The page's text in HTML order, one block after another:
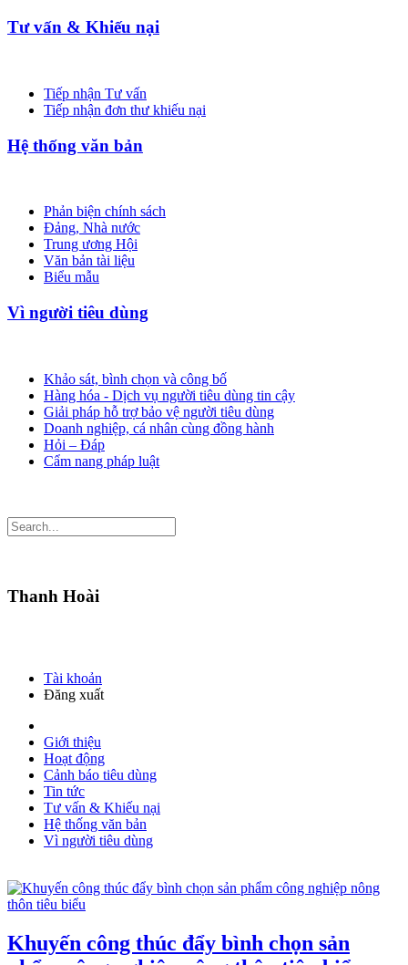
Tư vấn & Khiếu nại
Tiếp nhận Tư vấn
Tiếp nhận đơn thư khiếu nại
Hệ thống văn bản
Phản biện chính sách
Đảng, Nhà nước
Trung ương Hội
Văn bản tài liệu
Biểu mẫu
Vì người tiêu dùng
Khảo sát, bình chọn và công bố
Hàng hóa - Dịch vụ người tiêu dùng tin cậy
Giải pháp hỗ trợ bảo vệ người tiêu dùng
Doanh nghiệp, cá nhân cùng đồng hành
Hỏi – Đáp
Cẩm nang pháp luật
Thanh Hoài
Tài khoản
Đăng xuất
Giới thiệu
Hoạt động
Cảnh báo tiêu dùng
Tin tức
Tư vấn & Khiếu nại
Hệ thống văn bản
Vì người tiêu dùng
Khuyến công thúc đẩy bình chọn sản